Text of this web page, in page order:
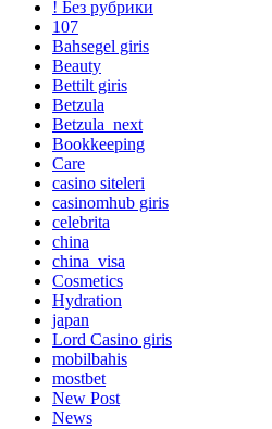
! Без рубрики
107
Bahsegel giris
Beauty
Bettilt giris
Betzula
Betzula_next
Bookkeeping
Care
casino siteleri
casinomhub giris
celebrita
china
china_visa
Cosmetics
Hydration
japan
Lord Сasino giris
mobilbahis
mostbet
New Post
News